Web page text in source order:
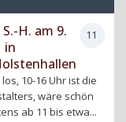
11
H. am 9.
in
10-16 Uhr ist die
wäre schön
ab 11 bis etwa...